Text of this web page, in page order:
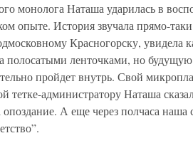
монолога Наташа ударилась в
опыте. История звучала прямо-
Красногорску, увидела
полосатыми ленточками, но будущую
пройдет внутрь. Свой
тетке-администратору Наташа
А еще через полчаса наша